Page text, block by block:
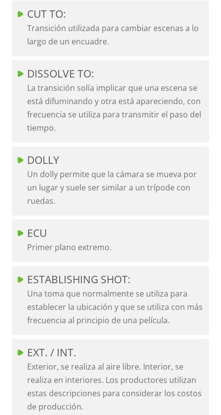
CUT TO:
Transición utilizada para cambiar escenas a lo
largo de un encuadre.
DISSOLVE TO:
La transición solía implicar que una escena se
está difuminando y otra está apareciendo, con
frecuencia se utiliza para transmitir el paso del
tiempo.
DOLLY
Un dolly permite que la cámara se mueva por
un lugar y suele ser similar a un trípode con
ruedas.
ECU
Primer plano extremo.
ESTABLISHING SHOT:
Una toma que normalmente se utiliza para
establecer la ubicación y que se utiliza con más
frecuencia al principio de una película.
EXT. / INT.
Exterior, se realiza al aire libre. Interior, se
realiza en interiores. Los productores utilizan
estas descripciones para considerar los costos
de producción.